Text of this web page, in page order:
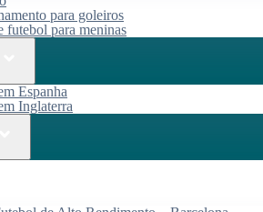
para goleiros
futebol para meninas
Espanha
Inglaterra